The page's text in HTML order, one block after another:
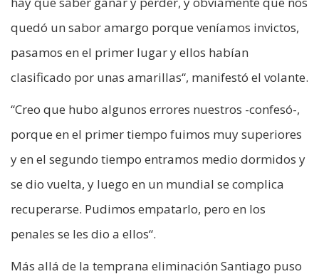
quedó un sabor amargo porque veníamos invictos,
pasamos en el primer lugar y ellos habían
clasificado por unas amarillas“, manifestó el volante.
“Creo que hubo algunos errores nuestros -confesó-,
porque en el primer tiempo fuimos muy superiores
y en el segundo tiempo entramos medio dormidos y
se dio vuelta, y luego en un mundial se complica
recuperarse. Pudimos empatarlo, pero en los
penales se les dio a ellos“.
Más allá de la temprana eliminación Santiago puso